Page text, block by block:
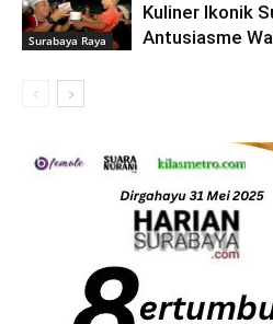
Surabaya Raya
Kuliner Ikonik
Antusiasme